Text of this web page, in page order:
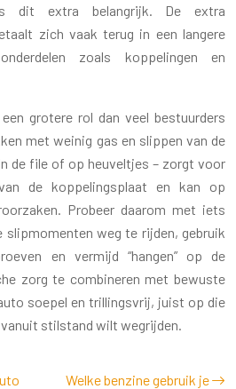
dit extra belangrijk. De extra
zich vaak terug in een langere
zoals koppelingen en
grotere rol dan veel bestuurders
met weinig gas en slippen van de
de file of op heuveltjes – zorgt voor
de koppelingsplaat en kan op
Probeer daarom met iets
weg te rijden, gebruik
en vermijd “hangen” op de
zorg te combineren met bewuste
soepel en trillingsvrij, juist op die
stilstand wilt wegrijden.
Welke benzine gebruik je